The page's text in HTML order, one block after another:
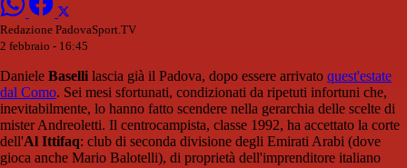
Redazione PadovaSport.TV
2 febbraio - 16:45
Daniele Baselli lascia già il Padova, dopo essere arrivato quest'estate
dal Como. Sei mesi sfortunati, condizionati da ripetuti infortuni che,
inevitabilmente, lo hanno fatto scendere nella gerarchia delle scelte di
mister Andreoletti. Il centrocampista, classe 1992, ha accettato la corte
dell'Al Ittifaq: club di seconda divisione degli Emirati Arabi (dove
gioca anche Mario Balotelli), di proprietà dell'imprenditore italiano